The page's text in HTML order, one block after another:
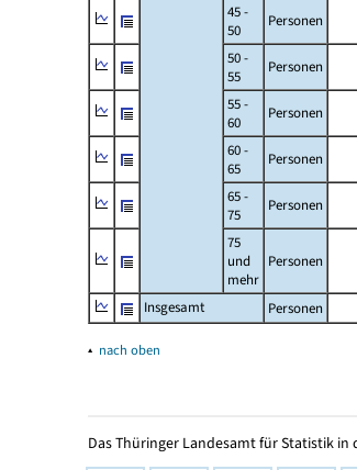
45 -
50
Personen
50 -
55
Personen
55 -
60
Personen
60 -
65
Personen
65 -
75
Personen
75
und
mehr
Personen
Insgesamt Personen
▴ nach oben
Das Thüringer Landesamt für Statistik in